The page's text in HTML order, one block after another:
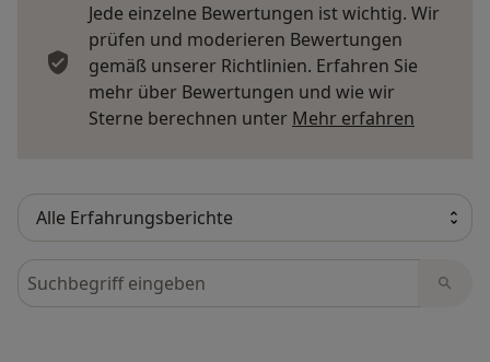
Jede einzelne Bewertungen ist wichtig. Wir
prüfen und moderieren Bewertungen
gemäß unserer Richtlinien. Erfahren Sie
mehr über Bewertungen und wie wir
Sterne berechnen unter Mehr erfahren
Bewertungen durchsuchen